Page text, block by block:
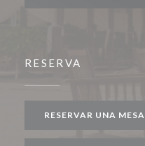
RESERVA
RESERVAR UNA MESA